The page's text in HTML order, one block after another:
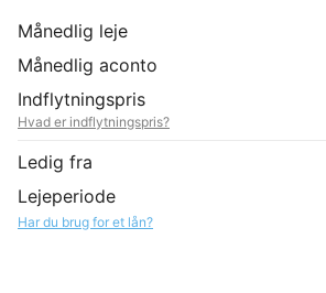
Månedlig leje
Månedlig aconto
Indflytningspris
Hvad er indflytningspris?
Ledig fra
Lejeperiode
Har du brug for et lån?